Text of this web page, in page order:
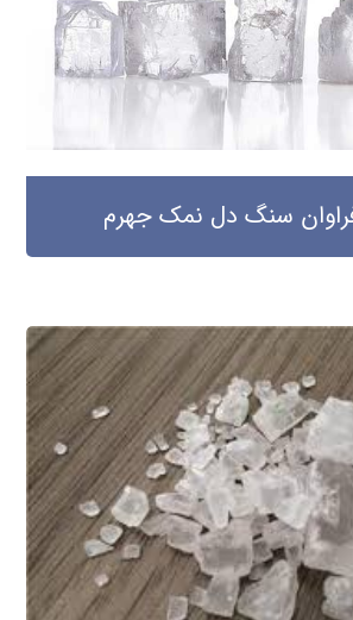
سنگ دل نمک جهرم